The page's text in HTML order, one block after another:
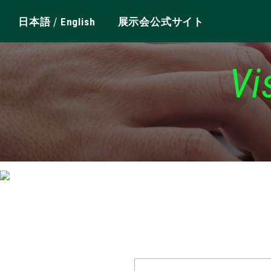
日本語/ English 展示会公式サイト